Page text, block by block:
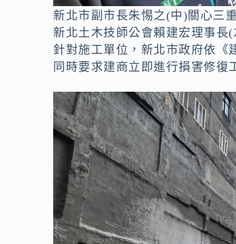
新北市副市長朱惕之(中)關心三
新北土木技師公會賴建宏理事長
針對施工單位，新北市政府依《
同時要求建商立即進行損害修復